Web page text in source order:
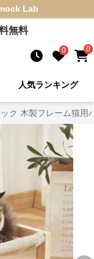
Lab
無料
0 0
人気ランキング
ク 木製フレーム猫用